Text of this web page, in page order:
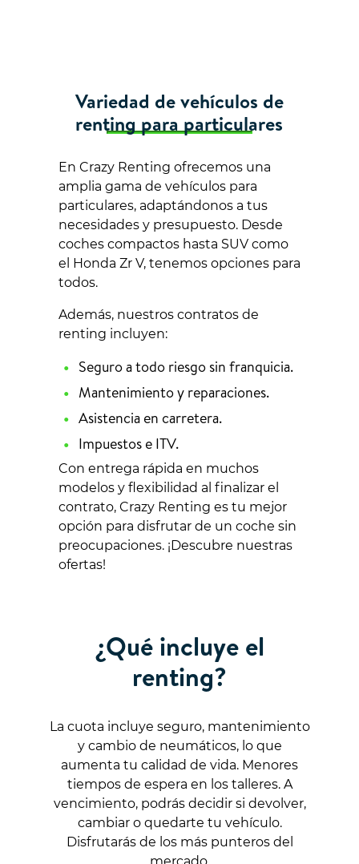
Variedad de vehículos de
renting para particulares
En Crazy Renting ofrecemos una
amplia gama de vehículos para
particulares, adaptándonos a tus
necesidades y presupuesto. Desde
coches compactos hasta SUV como
el Honda Zr V, tenemos opciones para
todos.
Además, nuestros contratos de
renting incluyen:
Seguro a todo riesgo sin franquicia.
Mantenimiento y reparaciones.
Asistencia en carretera.
Impuestos e ITV.
Con entrega rápida en muchos
modelos y flexibilidad al finalizar el
contrato, Crazy Renting es tu mejor
opción para disfrutar de un coche sin
preocupaciones. ¡Descubre nuestras
ofertas!
¿Qué incluye el
renting?
La cuota incluye seguro, mantenimiento
y cambio de neumáticos, lo que
aumenta tu calidad de vida. Menores
tiempos de espera en los talleres. A
vencimiento, podrás decidir si devolver,
cambiar o quedarte tu vehículo.
Disfrutarás de los más punteros del